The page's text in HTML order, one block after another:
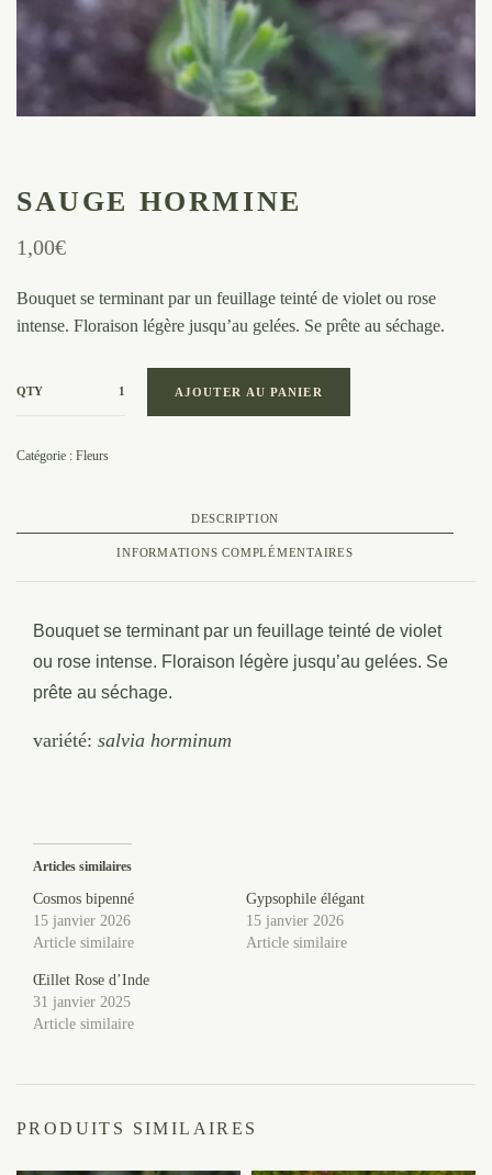
SAUGE HORMINE
1,00€
Bouquet se terminant par un feuillage teinté de violet ou rose
intense. Floraison légère jusqu’au gelées. Se prête au séchage.
QTY AJOUTER AU PANIER
Catégorie : Fleurs
DESCRIPTION
INFORMATIONS COMPLÉMENTAIRES
Bouquet se terminant par un feuillage teinté de violet
ou rose intense. Floraison légère jusqu’au gelées. Se
prête au séchage.
variété:salvia horminum
Articles similaires
Cosmos bipenné
15 janvier 2026
Article similaire
Gypsophile élégant
15 janvier 2026
Article similaire
Œillet Rose d’Inde
31 janvier 2025
Article similaire
PRODUITS SIMILAIRES